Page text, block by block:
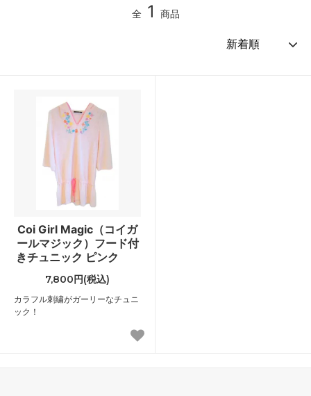
全 1 商品
Coi Girl Magic（コイガ
ールマジック）フード付
きチュニック ピンク
7,800円(税込)
カラフル刺繍がガーリーなチュニ
ック！